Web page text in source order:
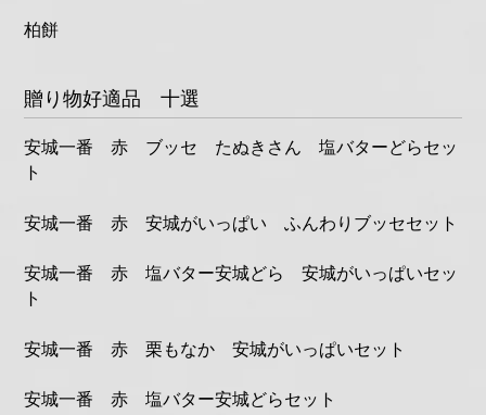
柏餅
贈り物好適品 十選
安城一番 赤 ブッセ たぬきさん 塩バターどらセッ
ト
安城一番 赤 安城がいっぱい ふんわりブッセセット
安城一番 赤 塩バター安城どら 安城がいっぱいセッ
ト
安城一番 赤 栗もなか 安城がいっぱいセット
安城一番 赤 塩バター安城どらセット